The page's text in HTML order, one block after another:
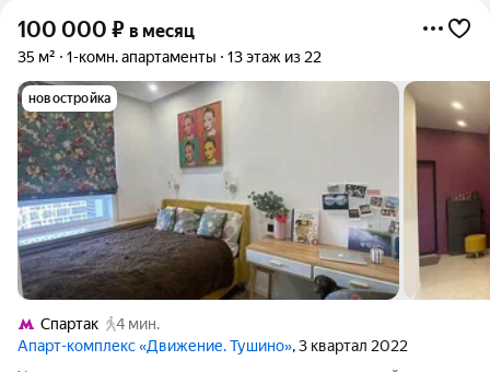
100 000 ₽ в месяц
35 м² 1-комн. апартаменты 13 этаж из 22
новостройка
Спартак
4 мин.
Апарт-комплекс «Движение. Тушино», 3 квартал 2022